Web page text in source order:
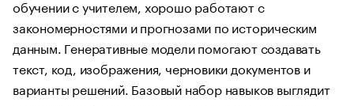
обучении с учителем, хорошо работают с
закономерностями и прогнозами по историческим
данным. Генеративные модели помогают создавать
текст, код, изображения, черновики документов и
варианты решений. Базовый набор навыков выглядит